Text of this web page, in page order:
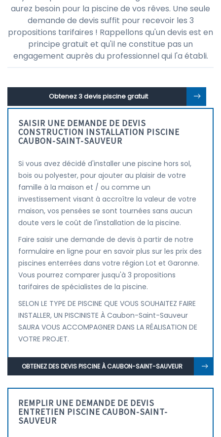
aurez besoin pour la piscine de vos rêves. Une seule
demande de devis suffit pour recevoir les 3
propositions tarifaires ! Rappellons qu'un devis est en
principe gratuit et qu'il ne constitue pas un
engagement auprès du professionnel qui l'a établi.
Obtenez 3 devis piscine gratuit
SAISIR UNE DEMANDE DE DEVIS
CONSTRUCTION INSTALLATION PISCINE
CAUBON-SAINT-SAUVEUR
Si vous avez décidé d'installer une piscine hors sol,
bois ou polyester, pour ajouter au plaisir de votre
famille à la maison et / ou comme un
investissement visant à accroître la valeur de votre
maison, vos pensées se sont tournées sans aucun
doute vers le coût de l'installation de la piscine.
Faire saisir une demande de devis à partir de notre
formulaire en ligne pour en savoir plus sur les prix des
piscines enterrées dans votre région Lot et Garonne.
Vous pourrez comparer jusqu'à 3 propositions
tarifaires de spécialistes de la piscine.
SELON LE TYPE DE PISCINE QUE VOUS SOUHAITEZ FAIRE
INSTALLER, UN PISCINISTE À Caubon-Saint-Sauveur
SAURA VOUS ACCOMPAGNER DANS LA RÉALISATION DE
VOTRE PROJET.
OBTENEZ DES DEVIS PISCINE À CAUBON-SAINT-SAUVEUR
REMPLIR UNE DEMANDE DE DEVIS
ENTRETIEN PISCINE CAUBON-SAINT-
SAUVEUR